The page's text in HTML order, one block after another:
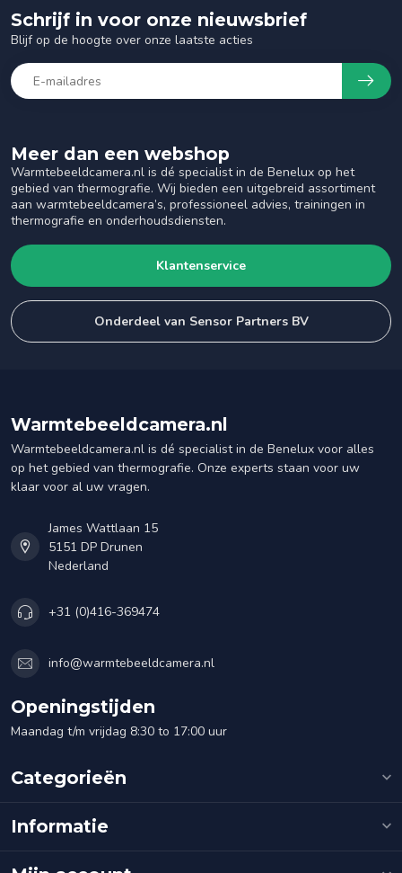
Meer dan een webshop
Warmtebeeldcamera.nl is dé specialist in de Benelux op het
gebied van thermografie. Wij bieden een uitgebreid assortiment
aan warmtebeeldcamera’s, professioneel advies, trainingen in
thermografie en onderhoudsdiensten.
Klantenservice
Onderdeel van Sensor Partners BV
Schrijf in voor onze nieuwsbrief
Blijf op de hoogte over onze laatste acties
Warmtebeeldcamera.nl
Warmtebeeldcamera.nl is dé specialist in de Benelux voor alles
op het gebied van thermografie. Onze experts staan voor uw
klaar voor al uw vragen.
James Wattlaan 15
5151 DP Drunen
Nederland
+31 (0)416-369474
info@warmtebeeldcamera.nl
Openingstijden
Maandag t/m vrijdag 8:30 to 17:00 uur
Categorieën
Informatie